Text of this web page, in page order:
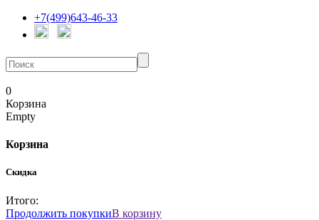
+7(499)643-46-33
0
Корзина
Empty
Корзина
Скидка
Итого:
Продолжить покупкиВ корзину